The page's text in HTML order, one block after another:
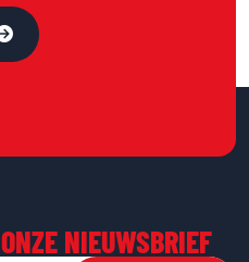
ONZE NIEUWSBRIEF